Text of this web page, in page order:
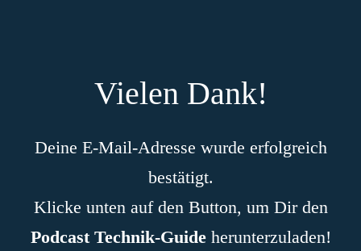
Vielen Dank!
Deine E-Mail-Adresse wurde erfolgreich
bestätigt.
Klicke unten auf den Button, um Dir den
Podcast Technik-Guideherunterzuladen!